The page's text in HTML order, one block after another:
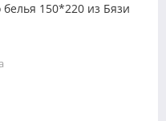
150*220 из Бязи